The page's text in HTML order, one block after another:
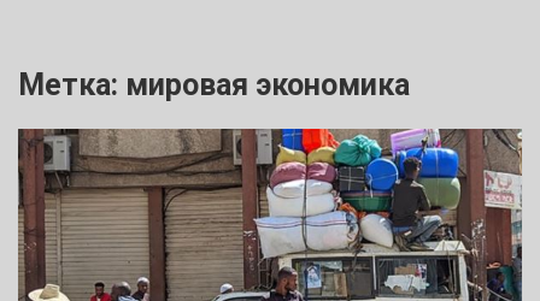
Метка: мировая экономика